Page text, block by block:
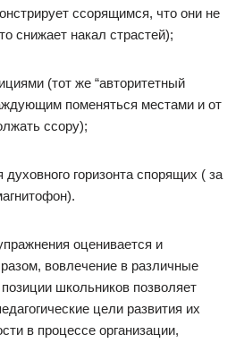
ссорящимся, что они не
снижает накал страстей);
(тот же “авторитетный
поменяться местами и от
ссору);
горизонта спорящих ( за
оценивается и
вовлечение в различные
школьников позволяет
цели развития их
в процессе организации,